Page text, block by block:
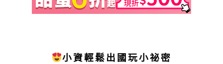
小資輕鬆出國玩小祕密